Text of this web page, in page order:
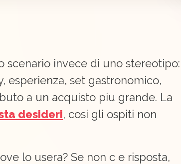
scenario invece di uno stereotipo:
esperienza, set gastronomico,
a un acquisto piu grande. La
desideri, cosi gli ospiti non
lo usera? Se non c e risposta,